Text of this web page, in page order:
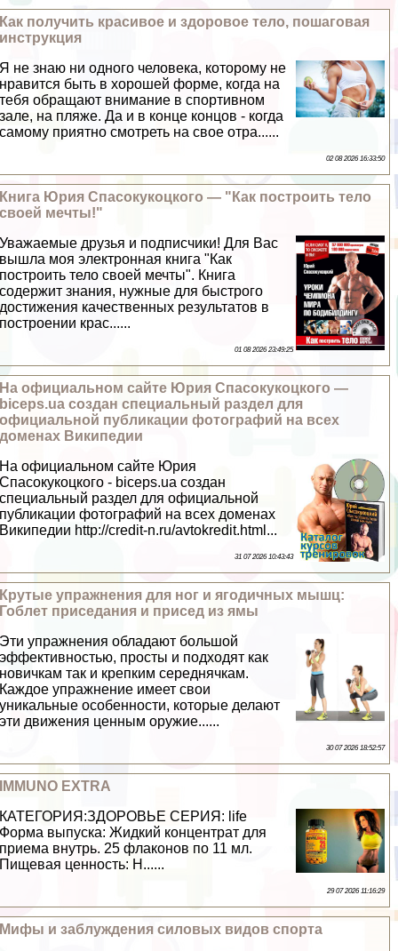
Как получить красивое и здоровое тело, пошаговая
инструкция
Я не знаю ни одного человека, которому не
нравится быть в хорошей форме, когда на
тебя обращают внимание в спортивном
зале, на пляже. Да и в конце концов - когда
самому приятно смотреть на свое отра......
02 08 2026 16:33:50
Книга Юрия Спасокукоцкого — "Как построить тело
своей мечты!"
Уважаемые друзья и подписчики! Для Вас
вышла моя электронная книга "Как
построить тело своей мечты". Книга
содержит знания, нужные для быстрого
достижения качественных результатов в
построении крас......
01 08 2026 23:49:25
На официальном сайте Юрия Спасокукоцкого —
biceps.ua создан специальный раздел для
официальной публикации фотографий на всех
доменах Википедии
На официальном сайте Юрия
Спасокукоцкого - biceps.ua создан
специальный раздел для официальной
публикации фотографий на всех доменах
Википедии http://credit-n.ru/avtokredit.html...
31 07 2026 10:43:43
Крутые упражнения для ног и ягодичных мышц:
Гоблет приседания и присед из ямы
Эти упражнения обладают большой
эффективностью, просты и подходят как
новичкам так и крепким середнячкам.
Каждое упражнение имеет свои
уникальные особенности, которые делают
эти движения ценным оружие......
30 07 2026 18:52:57
IMMUNO EXTRA
КАТЕГОРИЯ:ЗДОРОВЬЕ СЕРИЯ: life
Форма выпуска: Жидкий концентрат для
приема внутрь. 25 флаконов по 11 мл.
Пищевая ценность: Н......
29 07 2026 11:16:29
Мифы и заблуждения силовых видов спорта